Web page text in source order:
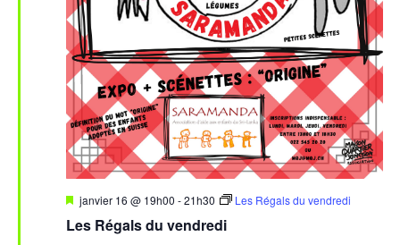
Les Régals du vendredi
Mis
avant
janvier 16 @ 19h00 -21h30 Les Régals du vendredi